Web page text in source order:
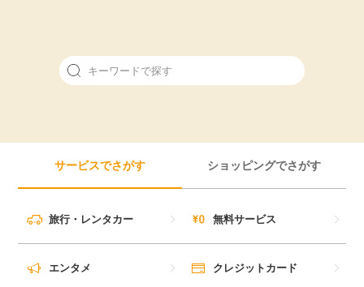
サービスでさがす ショッピングでさがす
旅行・レンタカー 無料サービス
エンタメ クレジットカード